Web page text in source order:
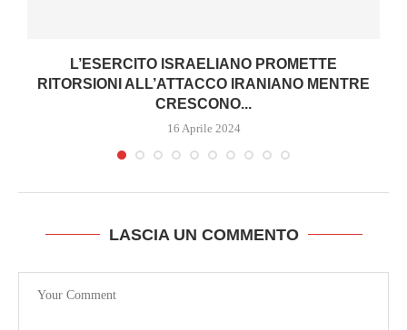
L’ESERCITO ISRAELIANO PROMETTE
RITORSIONI ALL’ATTACCO IRANIANO MENTRE
CRESCONO...
16 Aprile 2024
LASCIA UN COMMENTO